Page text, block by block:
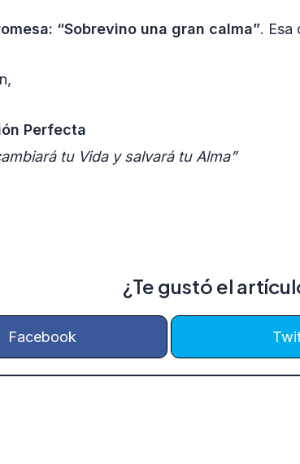
“Sobrevino una gran calma”. Esa
Perfecta
tu Vida y salvará tu Alma”
¿Te gustó el
Facebook